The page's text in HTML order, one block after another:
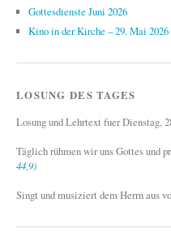
Gottesdienste Juni 2026
Kino in der Kirche – 29. Mai 2026
LOSUNG DES TAGES
Losung und Lehrtext fuer Dienstag,
Täglich rühmen wir uns Gottes und
44,9)
Singt und musiziert dem Herrn aus